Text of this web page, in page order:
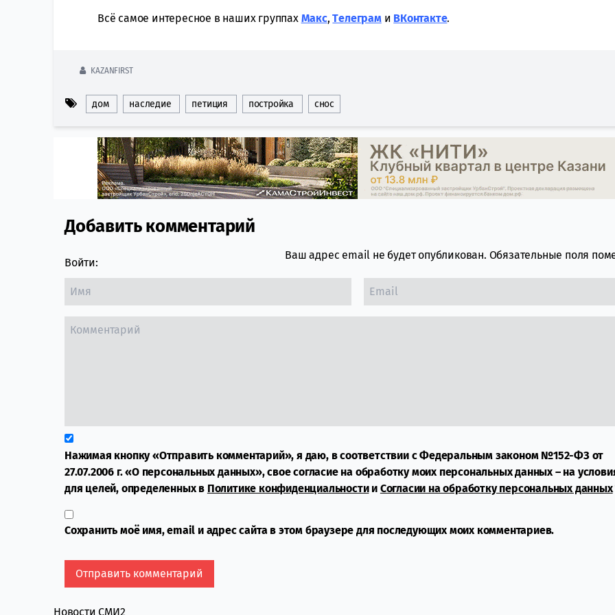
Всё самое интересное в наших группах Макс,Tелеграми ВКонтакте.
KAZANFIRST
дом наследие петиция постройка снос
Comment section
Добавить комментарий
Войти:
Ваш адрес email не будет опубликован. Обязательные поля
Нажимая кнопку «Отправить комментарий», я даю, в соответствии с Федеральным законом №152-ФЗ от
27.07.2006 г. «О персональных данных», свое согласие на обработку моих персональных данных – на
для целей, определенных в Политике конфиденциальностии Согласии на обработку персональных данных
Сохранить моё имя, email и адрес сайта в этом браузере для последующих моих комментариев.
Новости СМИ2